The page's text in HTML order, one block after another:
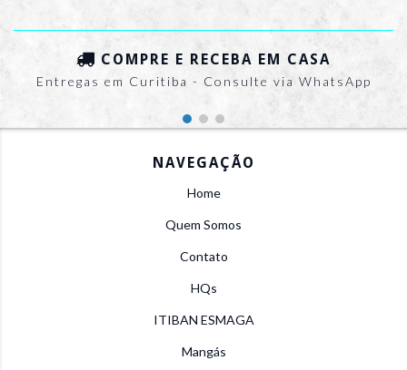
COMPRE E RECEBA EM CASA
Entregas em Curitiba - Consulte via WhatsApp
NAVEGAÇÃO
Home
Quem Somos
Contato
HQs
ITIBAN ESMAGA
Mangás